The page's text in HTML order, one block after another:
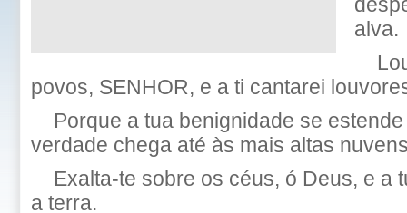
alva.
povos, SENHOR, e a ti cantarei
Porque a tua benignidade se
verdade chega até às mais altas
Exalta-te sobre os céus, ó Deus, e a
a terra.